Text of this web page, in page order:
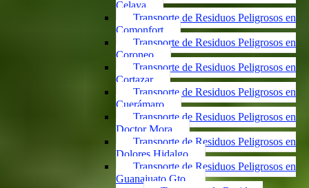
Celaya
Transporte de Residuos Peligrosos en
Comonfort
Transporte de Residuos Peligrosos en
Coroneo
Transporte de Residuos Peligrosos en
Cortazar
Transporte de Residuos Peligrosos en
Cuerámaro
Transporte de Residuos Peligrosos en
Doctor Mora
Transporte de Residuos Peligrosos en
Dolores Hidalgo
Transporte de Residuos Peligrosos en
Guanajuato Gto.